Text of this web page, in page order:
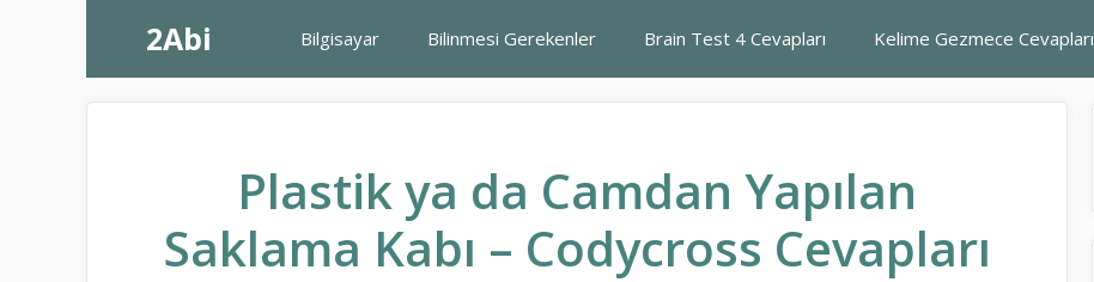
2Abi Bilgisayar Bilinmesi Gerekenler Brain Test 4 Cevapları Kelime Gezmece Cevapları
Plastik ya da Camdan Yapılan
Saklama Kabı – Codycross Cevapları